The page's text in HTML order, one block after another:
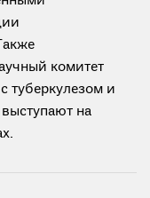
комитет
туберкулезом и
на